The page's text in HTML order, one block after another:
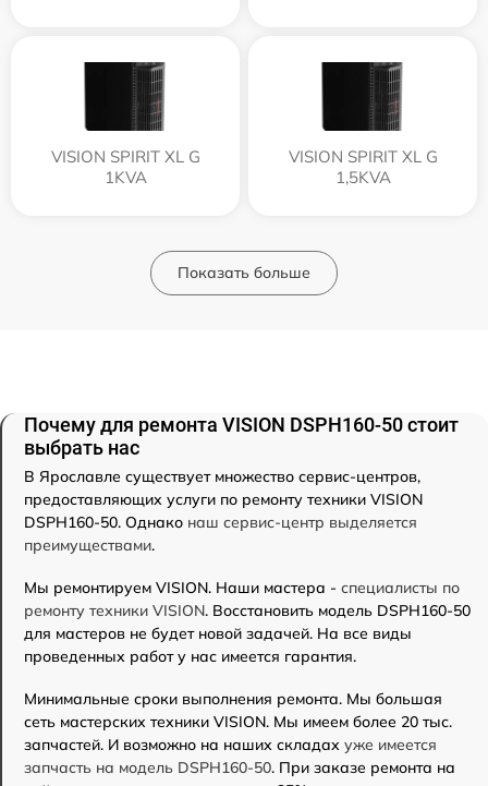
VISION SPIRIT XL G
1KVA
VISION SPIRIT XL G
1,5KVA
Показать больше
Почему для ремонта VISION DSPH160-50 стоит
выбрать нас
В Ярославле существует множество сервис-центров,
предоставляющих услуги по ремонту техники VISION
DSPH160-50. Однако наш сервис-центр выделяется
преимуществами.
Мы ремонтируем VISION. Наши мастера - специалисты по
ремонту техники VISION. Восстановить модель DSPH160-50
для мастеров не будет новой задачей. На все виды
проведенных работ у нас имеется гарантия.
Минимальные сроки выполнения ремонта. Мы большая
сеть мастерских техники VISION. Мы имеем более 20 тыс.
запчастей. И возможно на наших складах уже имеется
запчасть на модель DSPH160-50. При заказе ремонта на